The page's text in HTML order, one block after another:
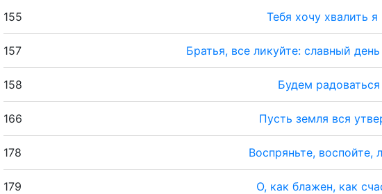
155 Тебя хочу хвалить я
157 Братья, все ликуйте: славный
158 Будем радоваться
166 Пусть земля вся
178 Воспряньте, воспойте,
179 О, как блажен, как